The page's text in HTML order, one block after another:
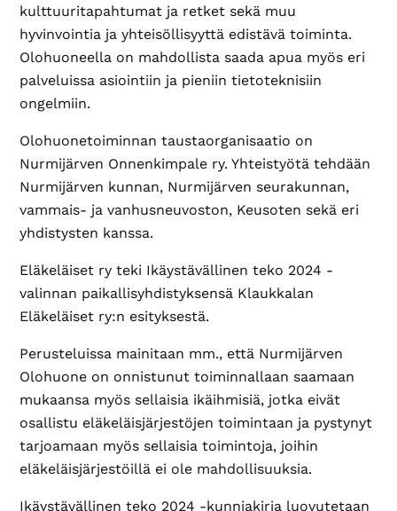
kulttuuritapahtumat ja retket sekä muu
hyvinvointia ja yhteisöllisyyttä edistävä toiminta.
Olohuoneella on mahdollista saada apua myös eri
palveluissa asiointiin ja pieniin tietoteknisiin
ongelmiin.
Olohuonetoiminnan taustaorganisaatio on
Nurmijärven Onnenkimpale ry. Yhteistyötä tehdään
Nurmijärven kunnan, Nurmijärven seurakunnan,
vammais- ja vanhusneuvoston, Keusoten sekä eri
yhdistysten kanssa.
Eläkeläiset ry teki Ikäystävällinen teko 2024 -
valinnan paikallisyhdistyksensä Klaukkalan
Eläkeläiset ry:n esityksestä.
Perusteluissa mainitaan mm., että Nurmijärven
Olohuone on onnistunut toiminnallaan saamaan
mukaansa myös sellaisia ikäihmisiä, jotka eivät
osallistu eläkeläisjärjestöjen toimintaan ja pystynyt
tarjoamaan myös sellaisia toimintoja, joihin
eläkeläisjärjestöillä ei ole mahdollisuuksia.
Ikäystävällinen teko 2024 -kunniakirja luovutetaan